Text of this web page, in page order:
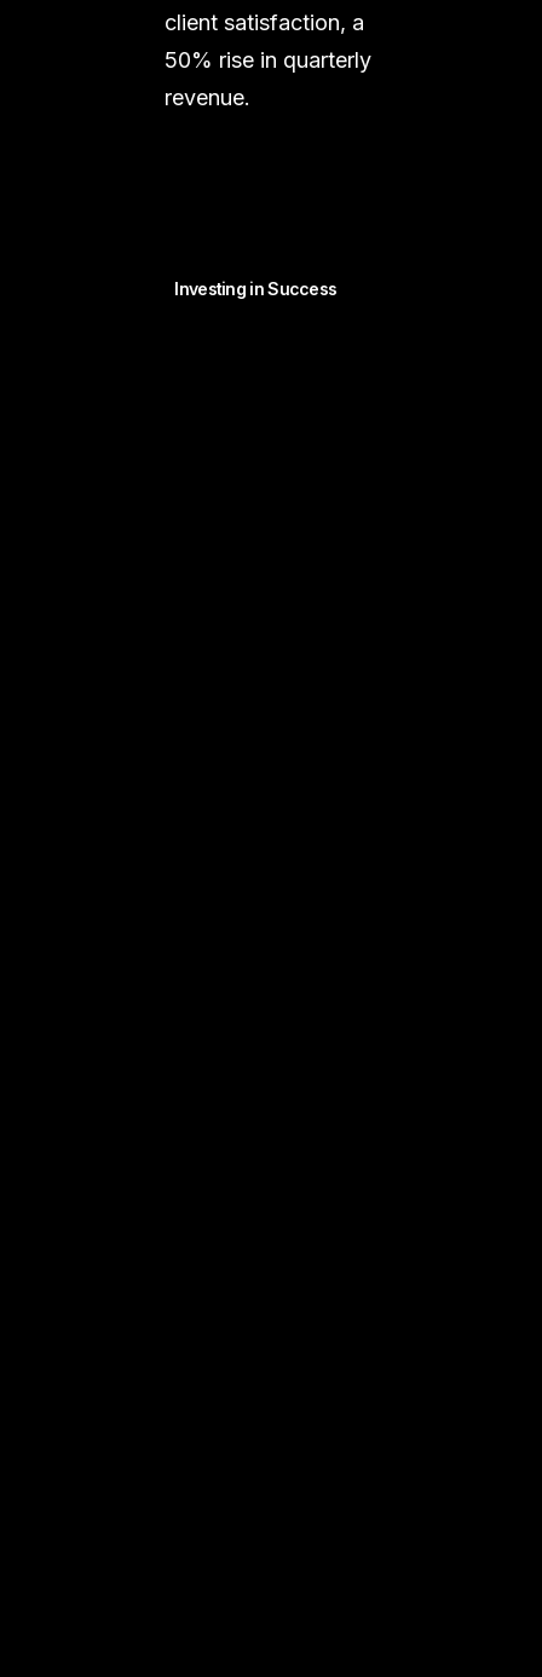
client satisfaction, a
50% rise in quarterly
revenue.
Investing in Success